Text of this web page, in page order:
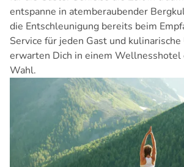
entspanne in atemberaubender
die Entschleunigung bereits beim
Service für jeden Gast und
erwarten Dich in einem Wellnesshotel
Wahl.